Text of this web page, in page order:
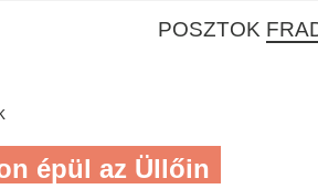
POSZTOK
épül az Üllőin